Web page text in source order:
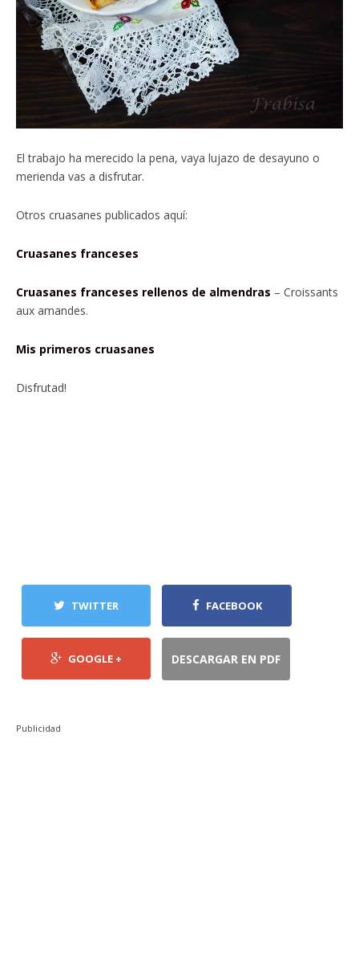
El trabajo ha merecido la pena, vaya lujazo de desayuno o
merienda vas a disfrutar.
Otros cruasanes publicados aquí:
Cruasanes franceses
Cruasanes franceses rellenos de almendras – Croissants
aux amandes.
Mis primeros cruasanes
Disfrutad!
TWITTER FACEBOOK
GOOGLE + DESCARGAR EN PDF
Publicidad